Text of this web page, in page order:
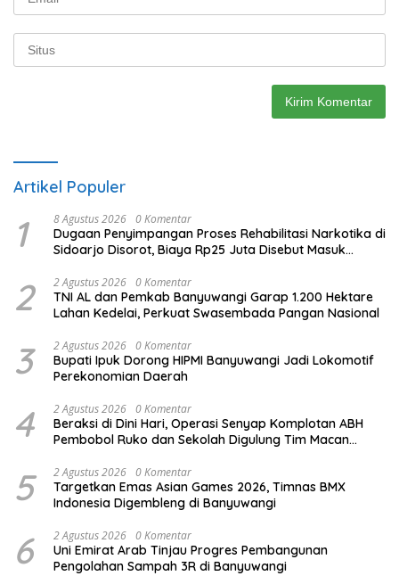
Artikel Populer
1 8 Agustus 2026 0 Komentar
Dugaan Penyimpangan Proses Rehabilitasi Narkotika di
Sidoarjo Disorot, Biaya Rp25 Juta Disebut Masuk
2 2 Agustus 2026 0 Komentar
TNI AL dan Pemkab Banyuwangi Garap 1.200 Hektare
Lahan Kedelai, Perkuat Swasembada Pangan Nasional
3 2 Agustus 2026 0 Komentar
Bupati Ipuk Dorong HIPMI Banyuwangi Jadi Lokomotif
Perekonomian Daerah
4 2 Agustus 2026 0 Komentar
Beraksi di Dini Hari, Operasi Senyap Komplotan ABH
Pembobol Ruko dan Sekolah Digulung Tim Macan
5 2 Agustus 2026 0 Komentar
Targetkan Emas Asian Games 2026, Timnas BMX
Indonesia Digembleng di Banyuwangi
6 2 Agustus 2026 0 Komentar
Uni Emirat Arab Tinjau Progres Pembangunan
Pengolahan Sampah 3R di Banyuwangi